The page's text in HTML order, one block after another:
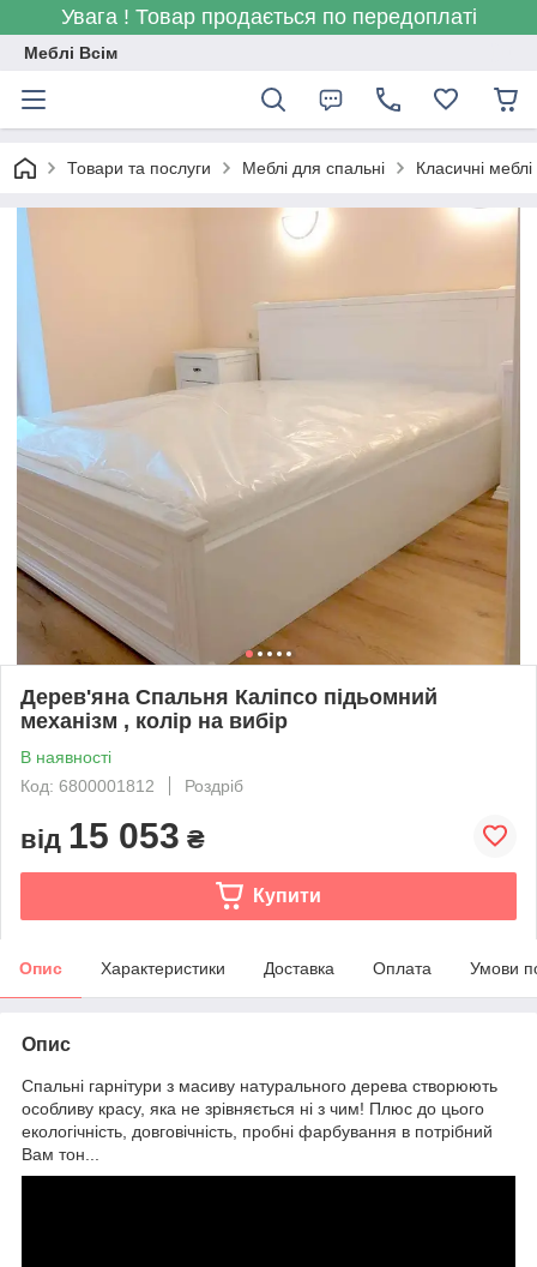
Увага ! Товар продається по передоплаті
Меблі Всім
Товари та послуги Меблі для спальні Класичні
Дерев'яна Спальня Каліпсо підьомний
механізм , колір на вибір
В наявності
Код: 6800001812
Роздріб
від 15 053 ₴
Купити
Опис Характеристики Доставка Оплата Умови
Опис
Спальні гарнітури з масиву натурального дерева створюють
особливу красу, яка не зрівняється ні з чим! Плюс до цього
екологічність, довговічність, пробні фарбування в потрібний
Вам тон...